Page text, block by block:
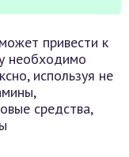
привести к
необходимо
используя не
средства,